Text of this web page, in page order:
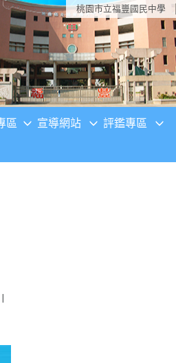
桃園市立福豐國民中學
區 宣導網站 評鑑專區
|